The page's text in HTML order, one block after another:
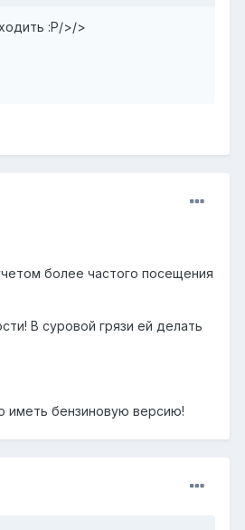
:P/>/>
более частого посещения
В суровой грязи ей делать
иметь бензиновую версию!